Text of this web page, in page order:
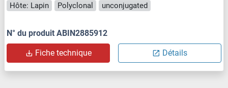
Hôte: Lapin
Polyclonal unconjugated
N° du produit ABIN2885912
Fiche technique Détails